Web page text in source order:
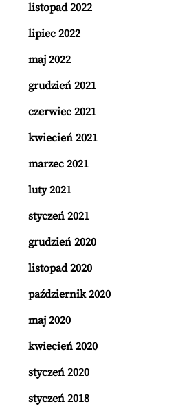
listopad 2022
lipiec 2022
maj 2022
grudzień 2021
czerwiec 2021
kwiecień 2021
marzec 2021
luty 2021
styczeń 2021
grudzień 2020
listopad 2020
październik 2020
maj 2020
kwiecień 2020
styczeń 2020
styczeń 2018